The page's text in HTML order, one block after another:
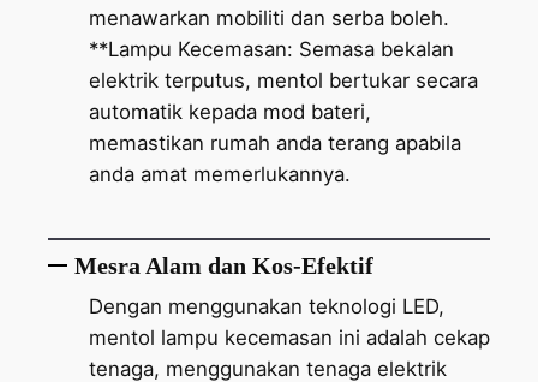
menawarkan mobiliti dan serba boleh.
**Lampu Kecemasan: Semasa bekalan
elektrik terputus, mentol bertukar secara
automatik kepada mod bateri,
memastikan rumah anda terang apabila
anda amat memerlukannya.
Mesra Alam dan Kos-Efektif
Dengan menggunakan teknologi LED,
mentol lampu kecemasan ini adalah cekap
tenaga, menggunakan tenaga elektrik